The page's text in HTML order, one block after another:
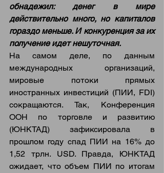
обнадежил: денег в мире
действительно много, но капиталов
гораздо меньше. И конкуренция за их
получение идет нешуточная.
На самом деле, по данным
международных организаций,
мировые потоки прямых
иностранных инвестиций (ПИИ, FDI)
сокращаются. Так, Конференция
ООН по торговле и развитию
(ЮНКТАД) зафиксировала в
прошлом году спад ПИИ на 16% до
1,52 трлн. USD. Правда, ЮНКТАД
ожидает, что объем ПИИ по итогам